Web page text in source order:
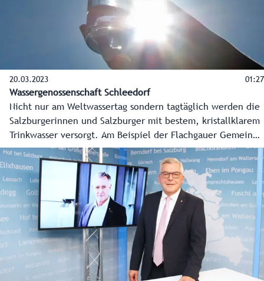
20.03.2023 01:27
Wassergenossenschaft Schleedorf
Nicht nur am Weltwassertag sondern tagtäglich werden die
Salzburgerinnen und Salzburger mit bestem, kristallklarem
Trinkwasser versorgt. Am Beispiel der Flachgauer Gemeinde
Schleedorf wird deutlich, was hinter dem Weg des Wassers
von der Quelle bis ins Glas steckt.